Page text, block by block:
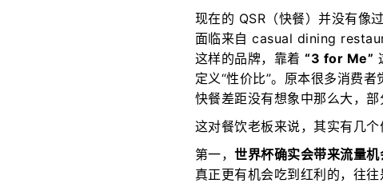
现在的 QSR（快餐）并没有像
面临来自 casual dining
这样的品牌，靠着“3 for Me”
定义“性价比”。原本很多消费
快餐差距没有想象中那么大，部
这对餐饮老板来说，其实有几个
第一，世界杯确实会带来流量机
真正更有机会吃到红利的，往往